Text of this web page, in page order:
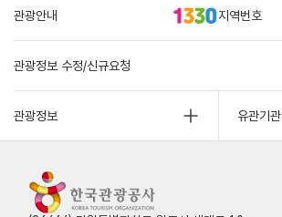
관광안내 지역번호
관광정보 수정/신규요청
관광정보 유관기관